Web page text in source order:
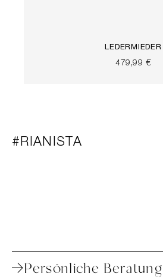
LEDERMIEDER
479,99 €
#RIANISTA
Persönliche